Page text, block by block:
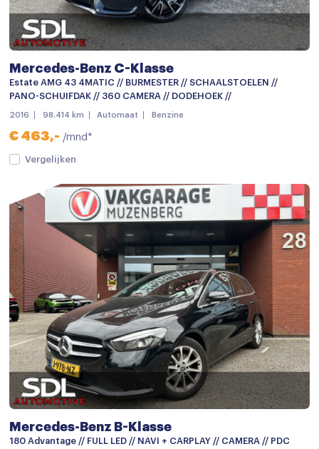
Buitenspiegels met verlichting
Buitenspiegels verwarmbaar
Centrale deurvergrendeling
Dimlichten automatisch
Elektrisch bedienbare achterklep
Elektrisch glazen panorama-dak
Getint glas
LED achterlichten
LED dagrijverlichting
LED koplampen
Lichtmetalen velgen
Metaalkleur
Mistlampen voor
Open dak
Panoramadak
Parkeer assistent
Mercedes-Benz C-Klasse
Estate AMG 43 4MATIC // BURMESTER // SCHAALSTOELEN //
PANO-SCHUIFDAK // 360 CAMERA // DODEHOEK //
2016 98.414 km Automaat Benzine
€ 463,- /mnd*
Vergelijken
Mercedes-Benz B-Klasse
180 Advantage // FULL LED // NAVI + CARPLAY // CAMERA // PDC